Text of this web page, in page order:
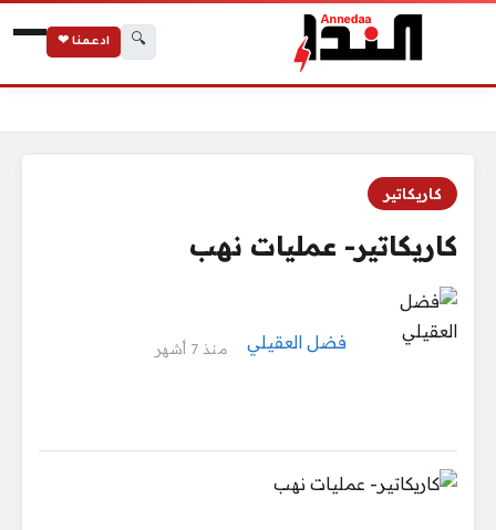
🔍 ادعمنا ❤
كاريكاتير
كاريكاتير- عمليات نهب
فضل العقيلي منذ 7 أشهر